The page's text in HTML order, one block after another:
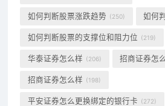
如何判断股票涨跌趋势 (250) 如何
如何判断股票的支撑位和阻力位 (219)
华泰证券怎么样 (206) 招商证券怎
招商证券怎么样 (198)
平安证券怎么更换绑定的银行卡 (272)